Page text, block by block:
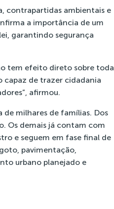
contrapartidas ambientais e
a importância de um
garantindo segurança
tem efeito direto sobre toda
capaz de trazer cidadania
afirmou.
milhares de famílias. Dos
Os demais já contam com
e seguem em fase final de
pavimentação,
urbano planejado e